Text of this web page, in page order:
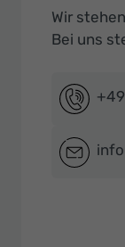
Wir
Bei uns